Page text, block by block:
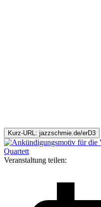
Kurz-URL: jazzschmie.de/erD3
Veranstaltung teilen: